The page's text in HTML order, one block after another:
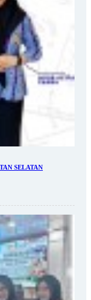
SELATAN